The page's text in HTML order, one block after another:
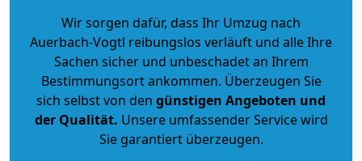
Wir sorgen dafür, dass Ihr Umzug nach
Auerbach-Vogtl reibungslos verläuft und alle Ihre
Sachen sicher und unbeschadet an Ihrem
Bestimmungsort ankommen. Überzeugen Sie
sich selbst von den günstigen Angeboten und
der Qualität. Unsere umfassender Service wird
Sie garantiert überzeugen.